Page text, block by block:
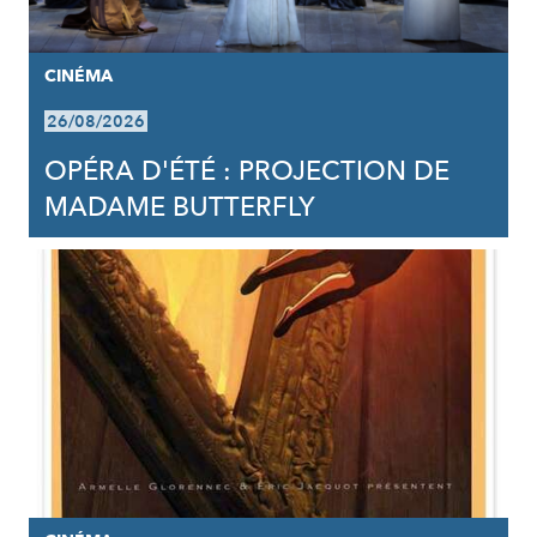
CINÉMA
26/08/2026
OPÉRA D'ÉTÉ : PROJECTION DE
MADAME BUTTERFLY